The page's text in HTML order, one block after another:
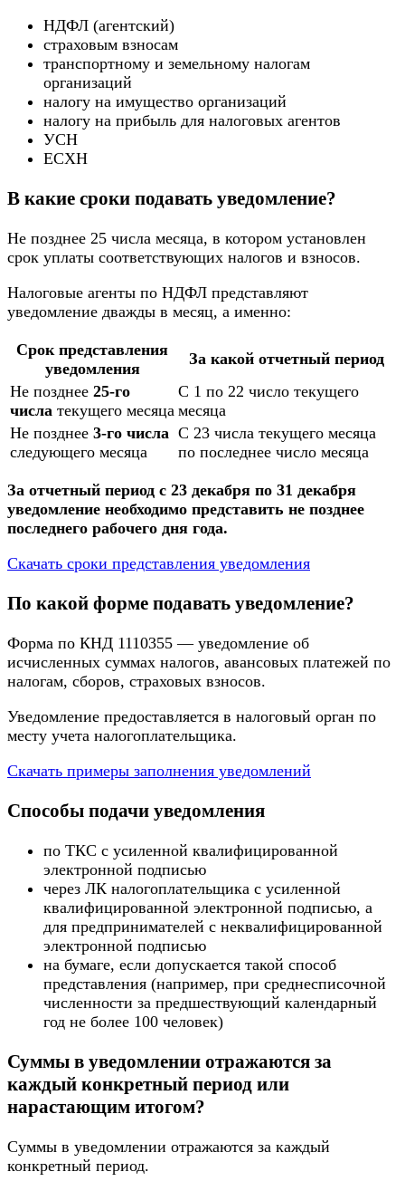
НДФЛ (агентский)
страховым взносам
транспортному и земельному налогам
организаций
налогу на имущество организаций
налогу на прибыль для налоговых агентов
УСН
ЕСХН
В какие сроки подавать уведомление?
Не позднее 25 числа месяца, в котором установлен
срок уплаты соответствующих налогов и взносов.
Налоговые агенты по НДФЛ представляют
уведомление дважды в месяц, а именно:
Срок представления
уведомления
За какой отчетный период
Не позднее 25-го
числа текущего месяца
С 1 по 22 число текущего
месяца
Не позднее 3-го числа
следующего месяца
С 23 числа текущего месяца
по последнее число месяца
За отчетный период с 23 декабря по 31 декабря
уведомление необходимо представить не позднее
последнего рабочего дня года.
Скачать сроки представления уведомления
По какой форме подавать уведомление?
Форма по КНД 1110355 — уведомление об
исчисленных суммах налогов, авансовых платежей по
налогам, сборов, страховых взносов.
Уведомление предоставляется в налоговый орган по
месту учета налогоплательщика.
Скачать примеры заполнения уведомлений
Способы подачи уведомления
по ТКС с усиленной квалифицированной
электронной подписью
через ЛК налогоплательщика с усиленной
квалифицированной электронной подписью, а
для предпринимателей с неквалифицированной
электронной подписью
на бумаге, если допускается такой способ
представления (например, при среднесписочной
численности за предшествующий календарный
год не более 100 человек)
Суммы в уведомлении отражаются за
каждый конкретный период или
нарастающим итогом?
Суммы в уведомлении отражаются за каждый
конкретный период.